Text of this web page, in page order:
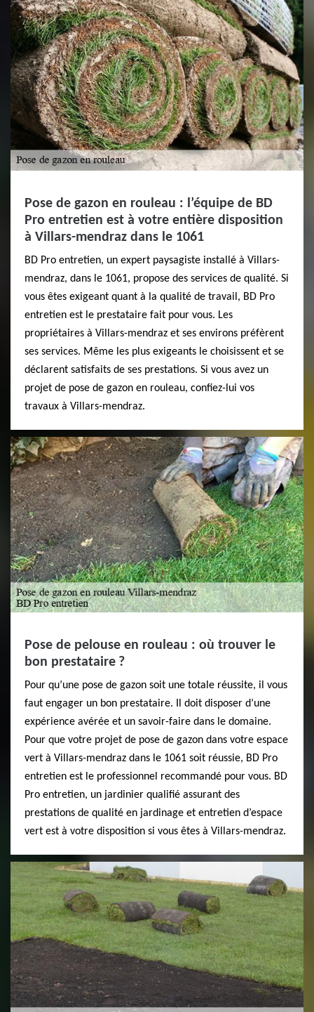
Pose de gazon en rouleau : l’équipe de BD
Pro entretien est à votre entière disposition
à Villars-mendraz dans le 1061
BD Pro entretien, un expert paysagiste installé à Villars-
mendraz, dans le 1061, propose des services de qualité. Si
vous êtes exigeant quant à la qualité de travail, BD Pro
entretien est le prestataire fait pour vous. Les
propriétaires à Villars-mendraz et ses environs préfèrent
ses services. Même les plus exigeants le choisissent et se
déclarent satisfaits de ses prestations. Si vous avez un
projet de pose de gazon en rouleau, confiez-lui vos
travaux à Villars-mendraz.
Pose de pelouse en rouleau : où trouver le
bon prestataire ?
Pour qu’une pose de gazon soit une totale réussite, il vous
faut engager un bon prestataire. Il doit disposer d’une
expérience avérée et un savoir-faire dans le domaine.
Pour que votre projet de pose de gazon dans votre espace
vert à Villars-mendraz dans le 1061 soit réussie, BD Pro
entretien est le professionnel recommandé pour vous. BD
Pro entretien, un jardinier qualifié assurant des
prestations de qualité en jardinage et entretien d’espace
vert est à votre disposition si vous êtes à Villars-mendraz.